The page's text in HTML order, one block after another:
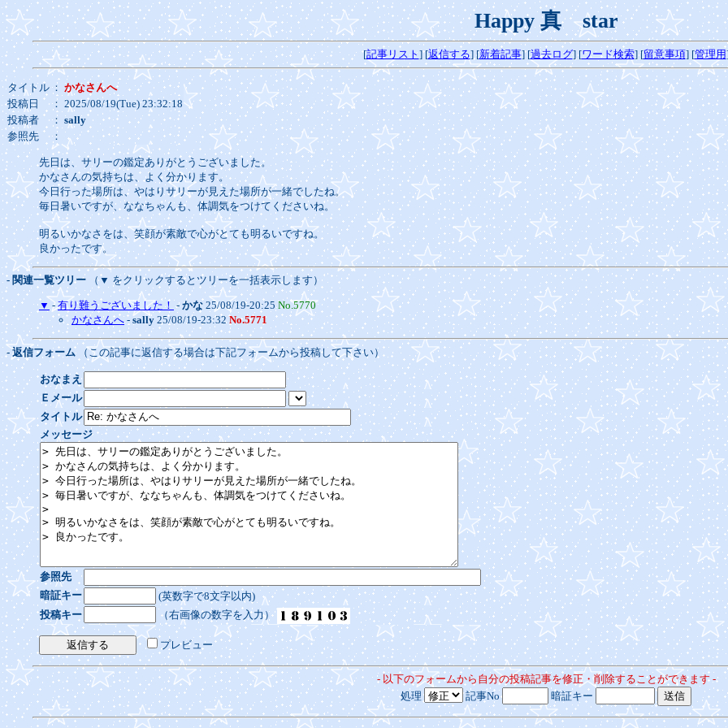
Happy 真 star
[記事リスト] [返信する] [新着記事][過去ログ][ワード検索] [留意事項] [管理用
タイトル ： かなさんへ
投稿日
： 2025/08/19(Tue) 23:32:18
投稿者
： sally
参照先
：
先日は、サリーの鑑定ありがとうございました。
かなさんの気持ちは、よく分かります。
今日行った場所は、やはりサリーが見えた場所が一緒でしたね。
毎日暑いですが、ななちゃんも、体調気をつけてくださいね。
明るいかなさをは、笑顔が素敵で心がとても明るいですね。
良かったです。
- 関連一覧ツリー （▼ をクリックするとツリーを一括表示します）
▼ -有り難うございました！ - かな 25/08/19-20:25No.5770
かなさんへ- sally 25/08/19-23:32No.5771
- 返信フォーム（この記事に返信する場合は下記フォームから投稿して下さい）
おなまえ
Ｅメール
タイトル
メッセージ
参照先
暗証キー
(英数字で8文字以内)
投稿キー
（右画像の数字を入力）
プレビュー
- 以下のフォームから自分の投稿記事を修正・削除することができます -
処理
記事No 暗証キー